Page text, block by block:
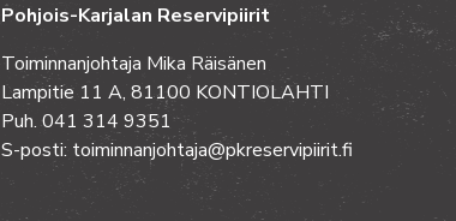
Pohjois-Karjalan Reservipiirit
Toiminnanjohtaja Mika Räisänen
Lampitie 11 A, 81100 KONTIOLAHTI
Puh. 041 314 9351
S-posti: toiminnanjohtaja@pkreservipiirit.fi